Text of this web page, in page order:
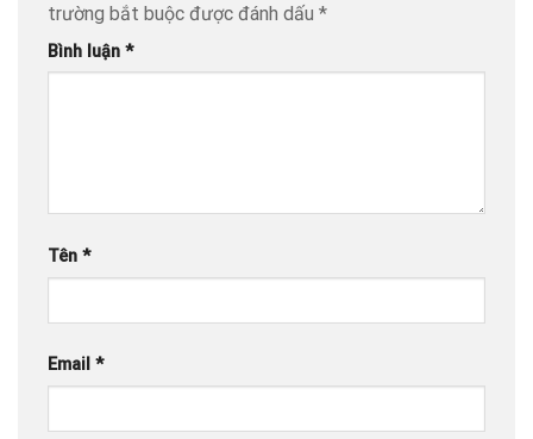
trường bắt buộc được đánh dấu *
Bình luận *
Tên *
Email *